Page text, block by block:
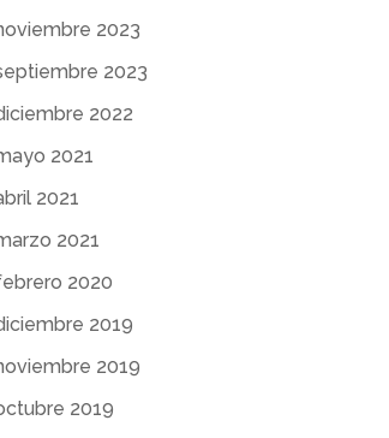
2023
2023
2022
2021
2021
2021
2020
2019
2019
2019